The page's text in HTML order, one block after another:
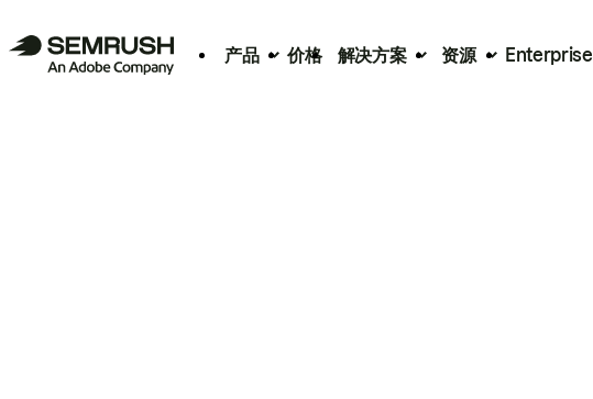
产品 价格 解决方案 资源 Enterprise